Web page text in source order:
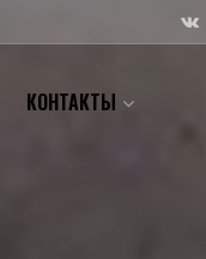
КОНТАКТЫ